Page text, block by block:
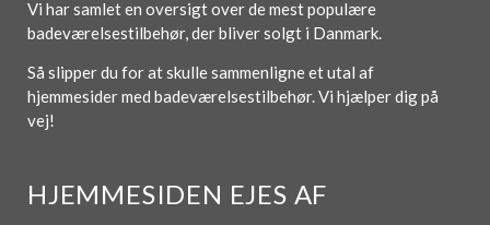
Vi har samlet en oversigt over de mest populære
badeværelsestilbehør, der bliver solgt i Danmark.
Så slipper du for at skulle sammenligne et utal af
hjemmesider med badeværelsestilbehør. Vi hjælper dig på
vej!
HJEMMESIDEN EJES AF